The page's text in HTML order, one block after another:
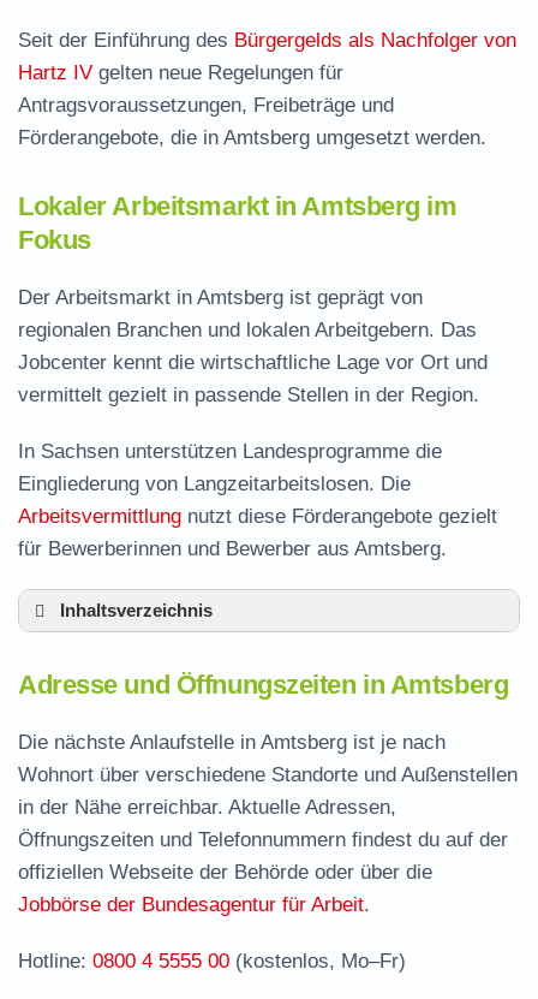
Seit der Einführung des Bürgergelds als Nachfolger von
Hartz IV gelten neue Regelungen für
Antragsvoraussetzungen, Freibeträge und
Förderangebote, die in Amtsberg umgesetzt werden.
Lokaler Arbeitsmarkt in Amtsberg im
Fokus
Der Arbeitsmarkt in Amtsberg ist geprägt von
regionalen Branchen und lokalen Arbeitgebern. Das
Jobcenter kennt die wirtschaftliche Lage vor Ort und
vermittelt gezielt in passende Stellen in der Region.
In Sachsen unterstützen Landesprogramme die
Eingliederung von Langzeitarbeitslosen. Die
Arbeitsvermittlung nutzt diese Förderangebote gezielt
für Bewerberinnen und Bewerber aus Amtsberg.
Inhaltsverzeichnis
Leistungen der Arbeitsvermittlung in Amtsberg
Termin vereinbaren und Bürgergeld beantragen
Jobcenter Erzgebirgskreis – zuständige Stelle
Häufige Fragen rund ums Jobcenter
Adresse und Öffnungszeiten in Amtsberg
Die nächste Anlaufstelle in Amtsberg ist je nach
Wohnort über verschiedene Standorte und Außenstellen
in der Nähe erreichbar. Aktuelle Adressen,
Öffnungszeiten und Telefonnummern findest du auf der
offiziellen Webseite der Behörde oder über die
Jobbörse der Bundesagentur für Arbeit.
Hotline: 0800 4 5555 00 (kostenlos, Mo–Fr)